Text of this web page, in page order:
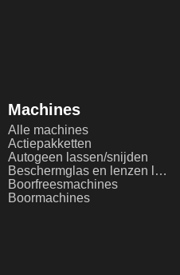
Machines
Alle machines
Actiepakketten
Autogeen lassen/snijden
Beschermglas en lenzen laserlassen
Boorfreesmachines
Boormachines